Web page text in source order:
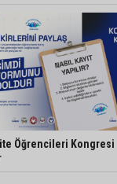
Öğrencileri Kongresi